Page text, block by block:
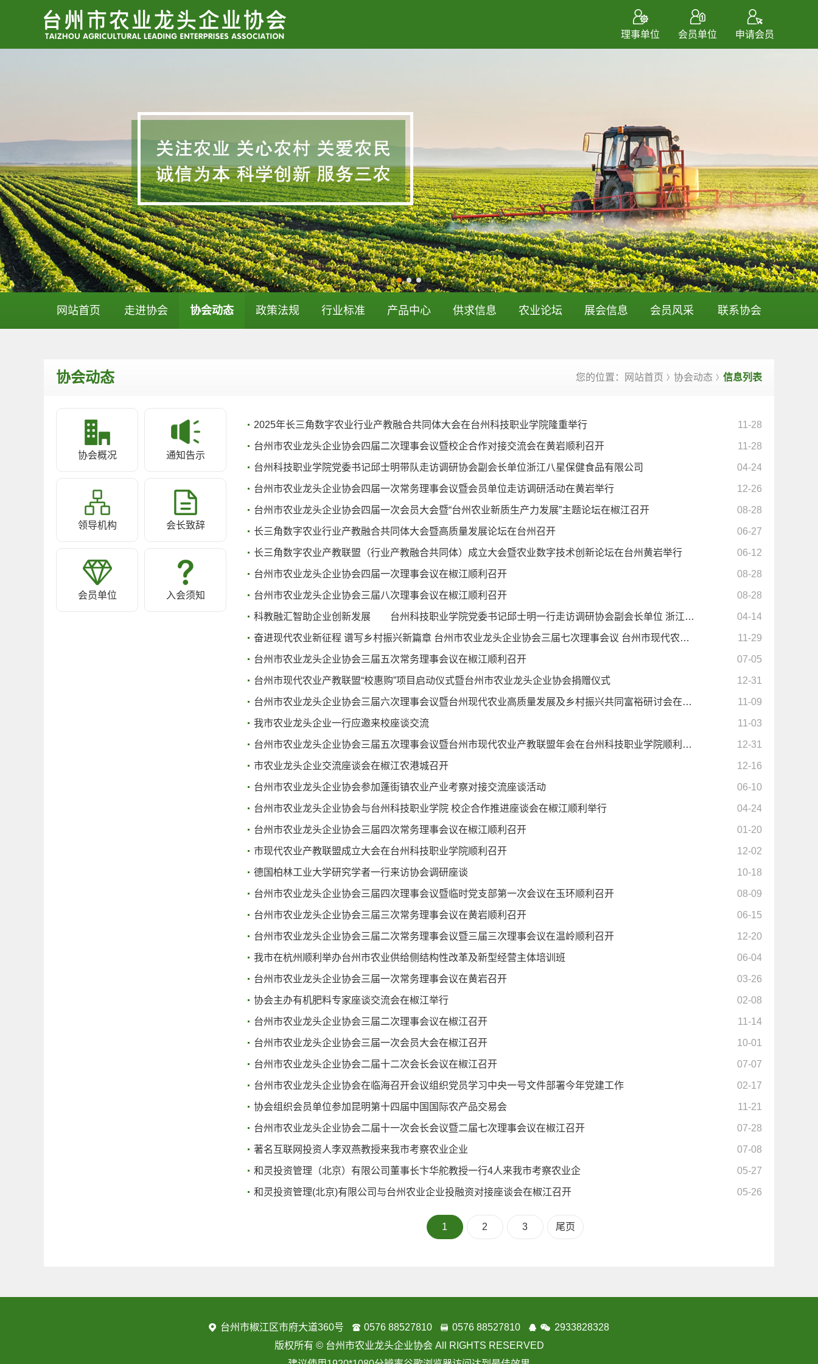
理事单位 会员单位 申请会员
网站首页 走进协会 协会动态 政策法规 行业标准 产品中心 供求信息 农业论坛 展会信息 会员风采 联系协会
协会动态 您的位置：网站首页 〉 协会动态 〉 信息列表
协会概况 通知告示
领导机构 会长致辞
会员单位 入会须知
2025年长三角数字农业行业产教融合共同体大会在台州科技职业学院隆重举行 11-28
台州市农业龙头企业协会四届二次理事会议暨校企合作对接交流会在黄岩顺利召开 11-28
台州科技职业学院党委书记邱士明带队走访调研协会副会长单位浙江八星保健食品有限公司 04-24
台州市农业龙头企业协会四届一次常务理事会议暨会员单位走访调研活动在黄岩举行 12-26
台州市农业龙头企业协会四届一次会员大会暨“台州农业新质生产力发展”主题论坛在椒江召开 08-28
长三角数字农业行业产教融合共同体大会暨高质量发展论坛在台州召开 06-27
长三角数字农业产教联盟（行业产教融合共同体）成立大会暨农业数字技术创新论坛在台州黄岩举行 06-12
台州市农业龙头企业协会四届一次理事会议在椒江顺利召开 08-28
台州市农业龙头企业协会三届八次理事会议在椒江顺利召开 08-28
科教融汇智助企业创新发展 台州科技职业学院党委书记邱士明一行走访调研协会副会长单位 浙江… 04-14
奋进现代农业新征程 谱写乡村振兴新篇章 台州市农业龙头企业协会三届七次理事会议 台州市现代农… 11-29
台州市农业龙头企业协会三届五次常务理事会议在椒江顺利召开 07-05
台州市现代农业产教联盟“校惠购”项目启动仪式暨台州市农业龙头企业协会捐赠仪式 12-31
台州市农业龙头企业协会三届六次理事会议暨台州现代农业高质量发展及乡村振兴共同富裕研讨会在… 11-09
我市农业龙头企业一行应邀来校座谈交流 11-03
台州市农业龙头企业协会三届五次理事会议暨台州市现代农业产教联盟年会在台州科技职业学院顺利… 12-31
市农业龙头企业交流座谈会在椒江农港城召开 12-16
台州市农业龙头企业协会参加蓬街镇农业产业考察对接交流座谈活动 06-10
台州市农业龙头企业协会与台州科技职业学院 校企合作推进座谈会在椒江顺利举行 04-24
台州市农业龙头企业协会三届四次常务理事会议在椒江顺利召开 01-20
市现代农业产教联盟成立大会在台州科技职业学院顺利召开 12-02
德国柏林工业大学研究学者一行来访协会调研座谈 10-18
台州市农业龙头企业协会三届四次理事会议暨临时党支部第一次会议在玉环顺利召开 08-09
台州市农业龙头企业协会三届三次常务理事会议在黄岩顺利召开 06-15
台州市农业龙头企业协会三届二次常务理事会议暨三届三次理事会议在温岭顺利召开 12-20
我市在杭州顺利举办台州市农业供给侧结构性改革及新型经营主体培训班 06-04
台州市农业龙头企业协会三届一次常务理事会议在黄岩召开 03-26
协会主办有机肥料专家座谈交流会在椒江举行 02-08
台州市农业龙头企业协会三届二次理事会议在椒江召开 11-14
台州市农业龙头企业协会三届一次会员大会在椒江召开 10-01
台州市农业龙头企业协会二届十二次会长会议在椒江召开 07-07
台州市农业龙头企业协会在临海召开会议组织党员学习中央一号文件部署今年党建工作 02-17
协会组织会员单位参加昆明第十四届中国国际农产品交易会 11-21
台州市农业龙头企业协会二届十一次会长会议暨二届七次理事会议在椒江召开 07-28
著名互联网投资人李双燕教授来我市考察农业企业 07-08
和灵投资管理（北京）有限公司董事长卞华舵教授一行4人来我市考察农业企 05-27
和灵投资管理(北京)有限公司与台州农业企业投融资对接座谈会在椒江召开 05-26
1 2 3 尾页
台州市椒江区市府大道360号 0576 88527810 0576 88527810
2933828328
版权所有 © 台州市农业龙头企业协会 All RIGHTS RESERVED